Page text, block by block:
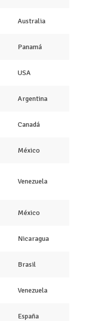
Australia
Panamá
USA
Argentina
Canadá
México
Venezuela
México
Nicaragua
Brasil
Venezuela
España